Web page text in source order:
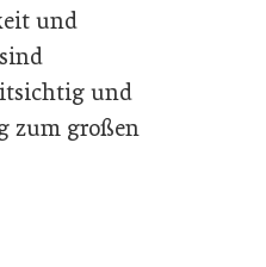
und
und
zum großen